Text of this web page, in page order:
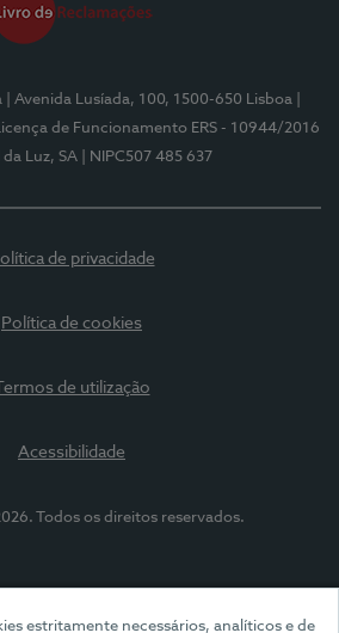
estritamente necessários, analíticos e de
| Avenida Lusíada, 100, 1500-650 Lisboa
de Funcionamento ERS - 10944/2016
da Luz, SA
| NIPC507 485 637
de privacidade
Política de cookies
Termos de utilização
Acessibilidade
Todos os direitos reservados.